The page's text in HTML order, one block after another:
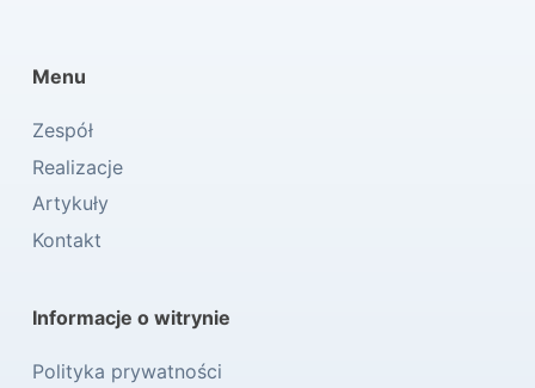
Menu
Zespół
Realizacje
Artykuły
Kontakt
Informacje o witrynie
Polityka prywatności